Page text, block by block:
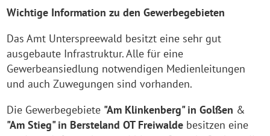
Wichtige Information zu den Gewerbegebieten
Das Amt Unterspreewald besitzt eine sehr gut
ausgebaute Infrastruktur. Alle für eine
Gewerbeansiedlung notwendigen Medienleitungen
und auch Zuwegungen sind vorhanden.
Die Gewerbegebiete "Am Klinkenberg" in Golßen &
"Am Stieg" in Bersteland OT Freiwalde besitzen eine